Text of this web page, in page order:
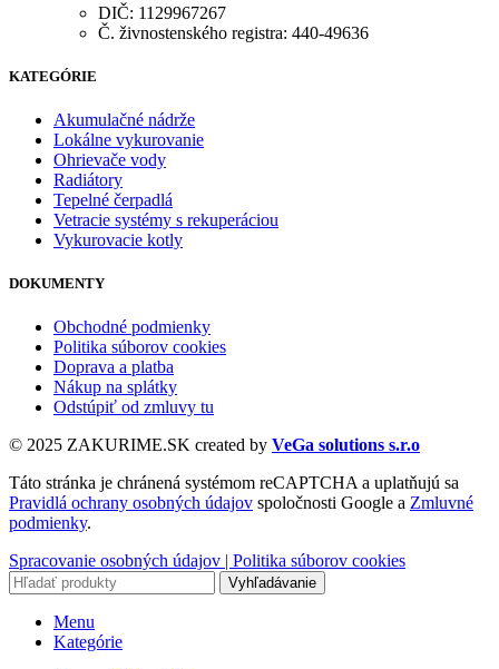
DIČ: 1129967267
Č. živnostenského registra: 440-49636
KATEGÓRIE
Akumulačné nádrže
Lokálne vykurovanie
Ohrievače vody
Radiátory
Tepelné čerpadlá
Vetracie systémy s rekuperáciou
Vykurovacie kotly
DOKUMENTY
Obchodné podmienky
Politika súborov cookies
Doprava a platba
Nákup na splátky
Odstúpiť od zmluvy tu
© 2025 ZAKURIME.SK created by VeGa solutions s.r.o
Táto stránka je chránená systémom reCAPTCHA a uplatňujú sa
Pravidlá ochrany osobných údajov spoločnosti Google a Zmluvné
podmienky.
Spracovanie osobných údajov | Politika súborov cookies
Vyhľadávanie
Menu
Kategórie